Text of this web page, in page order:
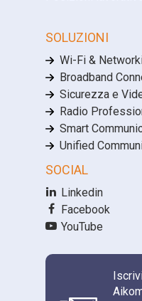
SOLUZIONI
Wi-Fi &
Broadband
Sicurezza e
Radio
Smart
Unified
SOCIAL
Linkedin
Facebook
YouTube